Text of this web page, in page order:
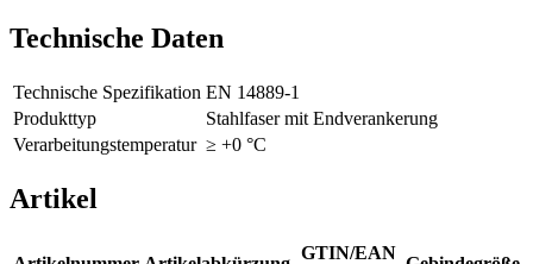
Technische Daten
Technische Spezifikation EN 14889-1
Produkttyp
Stahlfaser mit Endverankerung
Verarbeitungstemperatur ≥ +0 °C
Artikel
GTIN/EAN